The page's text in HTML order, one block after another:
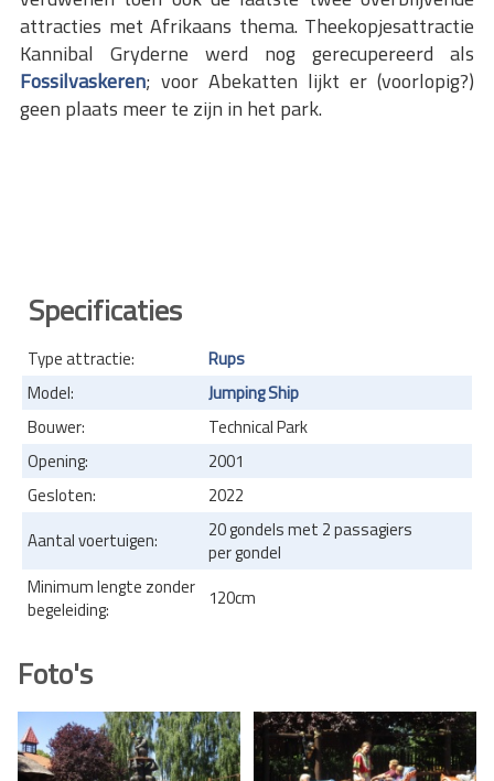
attracties met Afrikaans thema. Theekopjesattractie
Kannibal Gryderne werd nog gerecupereerd als
Fossilvaskeren; voor Abekatten lijkt er (voorlopig?)
geen plaats meer te zijn in het park.
Specificaties
Type attractie:
Rups
Model:
Jumping Ship
Bouwer:
Technical Park
Opening:
2001
Gesloten:
2022
Aantal voertuigen:
20 gondels met 2 passagiers
per gondel
Minimum lengte zonder
begeleiding:
120cm
Foto's